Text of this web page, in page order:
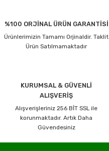
%100 ORJİNAL ÜRÜN GARANTİSİ
Ürünlerimizin Tamamı Orjinaldir. Taklit
Ürün Satılmamaktadır
KURUMSAL & GÜVENLİ
ALIŞVERİŞ
Alışverişleriniz 256 BİT SSL ile
korunmaktadır. Artık Daha
Güvendesiniz